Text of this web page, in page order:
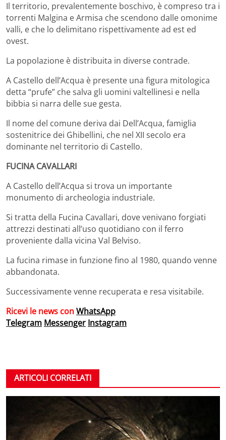
Il territorio, prevalentemente boschivo, è compreso tra i
torrenti Malgina e Armisa che scendono dalle omonime
valli, e che lo delimitano rispettivamente ad est ed
ovest.
La popolazione è distribuita in diverse contrade.
A Castello dell’Acqua è presente una figura mitologica
detta “prufe” che salva gli uomini valtellinesi e nella
bibbia si narra delle sue gesta.
Il nome del comune deriva dai Dell’Acqua, famiglia
sostenitrice dei Ghibellini, che nel XII secolo era
dominante nel territorio di Castello.
FUCINA CAVALLARI
A Castello dell’Acqua si trova un importante
monumento di archeologia industriale.
Si tratta della Fucina Cavallari, dove venivano forgiati
attrezzi destinati all’uso quotidiano con il ferro
proveniente dalla vicina Val Belviso.
La fucina rimase in funzione fino al 1980, quando venne
abbandonata.
Successivamente venne recuperata e resa visitabile.
Ricevi le news conWhatsApp
Telegram Messenger Instagram
ARTICOLI CORRELATI